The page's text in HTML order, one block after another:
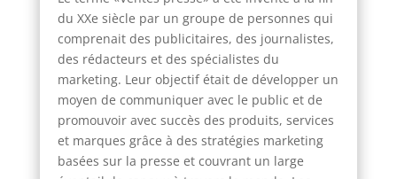
du XXe siècle par un groupe de personnes qui
comprenait des publicitaires, des journalistes,
des rédacteurs et des spécialistes du
marketing. Leur objectif était de développer un
moyen de communiquer avec le public et de
promouvoir avec succès des produits, services
et marques grâce à des stratégies marketing
basées sur la presse et couvrant un large